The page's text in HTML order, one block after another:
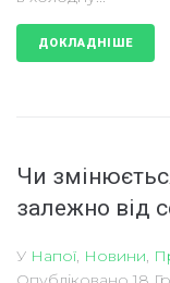
ДОКЛАДНІШЕ
Чи
залежно від
У Напої, Новини,